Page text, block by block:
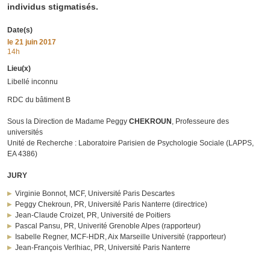
individus stigmatisés.
Date(s)
le 21 juin 2017
14h
Lieu(x)
Libellé inconnu
RDC du bâtiment B
Sous la Direction de Madame Peggy CHEKROUN , Professeure des
universités
Unité de Recherche : Laboratoire Parisien de Psychologie Sociale (LAPPS,
EA 4386)
JURY
Virginie Bonnot, MCF, Université Paris Descartes
Peggy Chekroun, PR, Université Paris Nanterre (directrice)
Jean-Claude Croizet, PR, Université de Poitiers
Pascal Pansu, PR, Univerité Grenoble Alpes (rapporteur)
Isabelle Regner, MCF-HDR, Aix Marseille Université (rapporteur)
Jean-François Verlhiac, PR, Université Paris Nanterre